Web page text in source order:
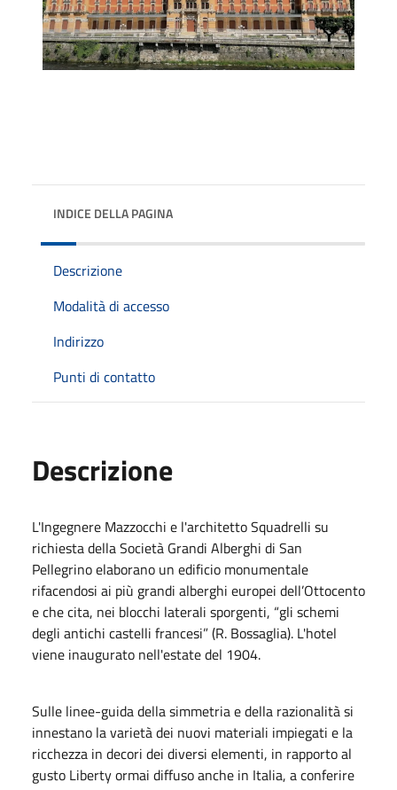
INDICE DELLA PAGINA
Descrizione
Modalità di accesso
Indirizzo
Punti di contatto
Descrizione
L'Ingegnere Mazzocchi e l'architetto Squadrelli su
richiesta della Società Grandi Alberghi di San
Pellegrino elaborano un edificio monumentale
rifacendosi ai più grandi alberghi europei dell’Ottocento
e che cita, nei blocchi laterali sporgenti, “gli schemi
degli antichi castelli francesi” (R. Bossaglia). L'hotel
viene inaugurato nell'estate del 1904.
Sulle linee-guida della simmetria e della razionalità si
innestano la varietà dei nuovi materiali impiegati e la
ricchezza in decori dei diversi elementi, in rapporto al
gusto Liberty ormai diffuso anche in Italia, a conferire